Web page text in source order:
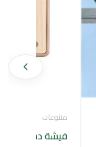
متنوعات
فيشة دش LUXIFY — ذهبية